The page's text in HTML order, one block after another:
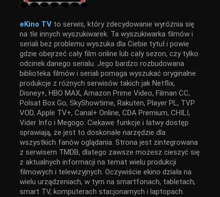
eKino TV to serwis, który zdecydowanie wyróżnia się
na tle innych wyszukiwarek. Ta wyszukiwarka filmów i
seriali bez problemu wyszuka dla Ciebie tytuł i powie
gdzie obejrzeć cały film online lub cały sezon, czy tylko
odcinek danego serialu. Jego bardzo rozbudowana
biblioteka filmów i seriali pomaga wyszukać oryginalne
produkcje z różnych serwisów takich jak Netflix,
Disney+, HBO MAX, Amazon Prime Video, Filman CC,
Polsat Box Go, SkyShowtime, Rakuten, Player PL, TVP
VOD, Apple TV+, Canal+ Online, CDA Premium, CHILI,
Vider Info i Megogo. Ciekawe funkcje i łatwy dostęp
sprawiają, że jest to doskonałe narzędzie dla
wszystkich fanów oglądania. Strona jest zintegrowana
z serwisem TMDB, dlatego zawsze możesz cieszyć się
z aktualnych informacji na temat wielu produkcji
filmowych i telewizyjnych. Oczywiście ekino działa na
wielu urządzeniach, w tym na smartfonach, tabletach,
smart TV, komputerach stacjonarnych i laptopach.